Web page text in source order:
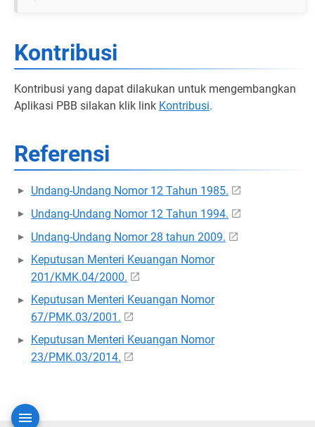
Kontribusi
Kontribusi yang dapat dilakukan untuk mengembangkan
Aplikasi PBB silakan klik link Kontribusi.
Referensi
Undang-Undang Nomor 12 Tahun 1985.
Undang-Undang Nomor 12 Tahun 1994.
Undang-Undang Nomor 28 tahun 2009.
Keputusan Menteri Keuangan Nomor
201/KMK.04/2000.
Keputusan Menteri Keuangan Nomor
67/PMK.03/2001.
Keputusan Menteri Keuangan Nomor
23/PMK.03/2014.